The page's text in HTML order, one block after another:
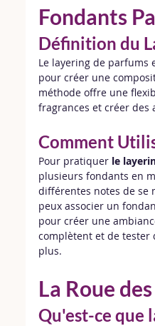
Fondants
Définition du
Le layering de parfums
pour créer une
méthode offre une
fragrances et créer des
Comment
Pour pratiquer le
plusieurs fondants en
différentes notes de se
peux associer un
pour créer une
complètent et de tester
plus.
La Roue
Qu'est-ce que